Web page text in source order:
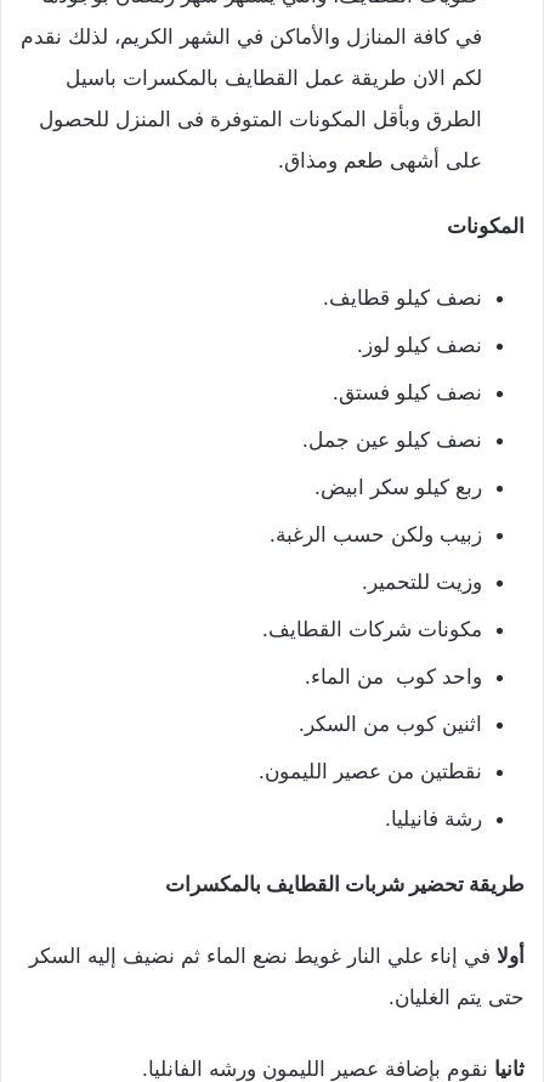
في كافة المنازل والأماكن في الشهر الكريم، لذلك نقدم
لكم الان طريقة عمل القطايف بالمكسرات باسيل
الطرق وبأقل المكونات المتوفرة فى المنزل للحصول
على أشهى طعم ومذاق.
المكونات
نصف كيلو قطايف.
نصف كيلو لوز.
نصف كيلو فستق.
نصف كيلو عين جمل.
ربع كيلو سكر ابيض.
زبيب ولكن حسب الرغبة.
وزيت للتحمير.
مكونات شركات القطايف.
واحد كوب من الماء.
اثنين كوب من السكر.
نقطتين من عصير الليمون.
رشة فانيليا.
طريقة تحضير شربات القطايف بالمكسرات
أولا في إناء علي النار غويط نضع الماء ثم نضيف إليه السكر
حتى يتم الغليان.
ثانيا نقوم بإضافة عصير الليمون ورشه الفانليا.